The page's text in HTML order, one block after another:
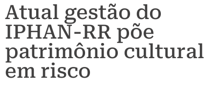
Atual gestão do
IPHAN-RR põe
patrimônio cultural
em risco